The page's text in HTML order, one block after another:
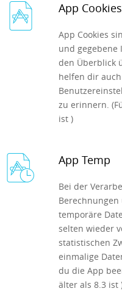
App Cookies
App Cookies
und gegebene
den Überblick
helfen dir
zu erinnern.
ist )
App Temp
Bei der
temporäre
selten wieder
statistischen
einmalige
du die App
älter als 8.3 ist